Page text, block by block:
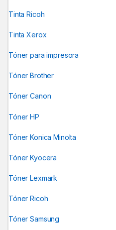
Tinta Ricoh
Tinta Xerox
Tóner para impresora
Tóner Brother
Tóner Canon
Tóner HP
Tóner Konica Minolta
Tóner Kyocera
Tóner Lexmark
Tóner Ricoh
Tóner Samsung